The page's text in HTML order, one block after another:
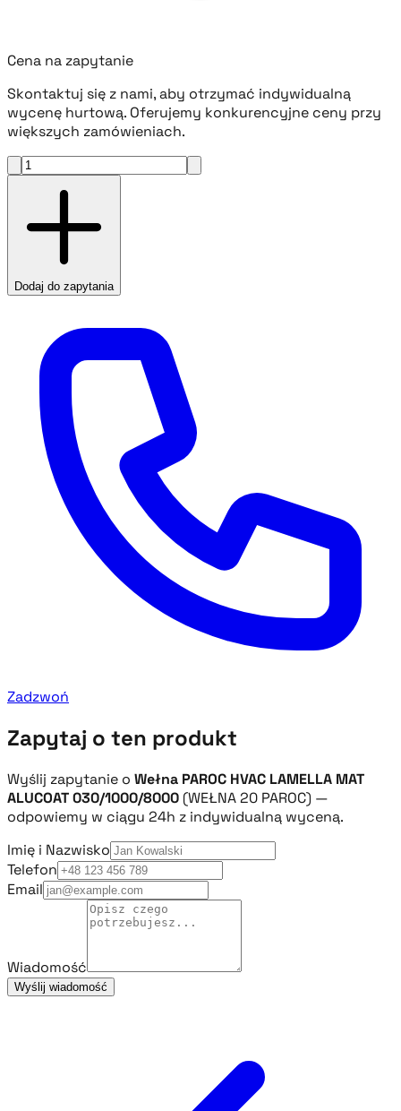
Cena na zapytanie
Skontaktuj się z nami, aby otrzymać indywidualną
wycenę hurtową. Oferujemy konkurencyjne ceny przy
większych zamówieniach.
Dodaj do zapytania
Zadzwoń
Zapytaj o ten produkt
Wyślij zapytanie o Wełna PAROC HVAC LAMELLA MAT
ALUCOAT 030/1000/8000 (WEŁNA 20 PAROC) —
odpowiemy w ciągu 24h z indywidualną wyceną.
Imię i Nazwisko
Telefon
Email
Wiadomość
Wyślij wiadomość